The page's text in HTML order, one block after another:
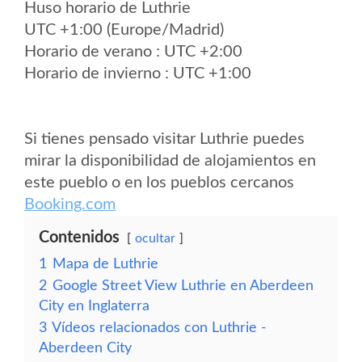
Huso horario de Luthrie
UTC +1:00 (Europe/Madrid)
Horario de verano : UTC +2:00
Horario de invierno : UTC +1:00
Si tienes pensado visitar Luthrie puedes
mirar la disponibilidad de alojamientos en
este pueblo o en los pueblos cercanos
Booking.com
Contenidos ocultar
1
Mapa de Luthrie
2 Google Street View Luthrie en Aberdeen
City en Inglaterra
3 Vídeos relacionados con Luthrie -
Aberdeen City